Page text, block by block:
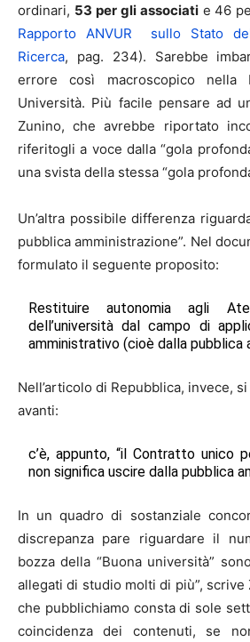
ordinari, 53 per gli associatie 46
Rapporto ANVUR sullo Stato
Ricerca, pag. 234). Sarebbe
errore così macroscopico nella
Università. Più facile pensare ad
Zunino, che avrebbe riportato
riferitogli a voce dalla “gola
una svista della stessa “gola
Un’altra possibile differenza
pubblica amministrazione”. Nel
formulato il seguente proposito:
Restituire autonomia agli
dell’università dal campo di
amministrativo (cioè dalla pubblica
Nell’articolo di Repubblica, invece,
avanti:
c’è, appunto, “il Contratto unico
non significa uscire dalla pubblica
In un quadro di sostanziale
discrepanza pare riguardare il
bozza della “Buona università”
allegati di studio molti di più”,
che pubblichiamo consta di sole
coincidenza dei contenuti, se